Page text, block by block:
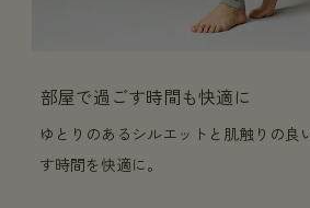
部屋で過ごす時間も快適に
ゆとりのあるシルエットと肌触りの良
す時間を快適に。